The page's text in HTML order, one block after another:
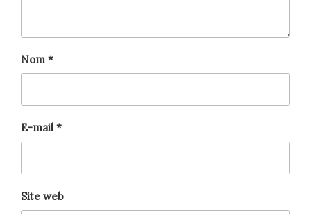
Nom *
E-mail *
Site web